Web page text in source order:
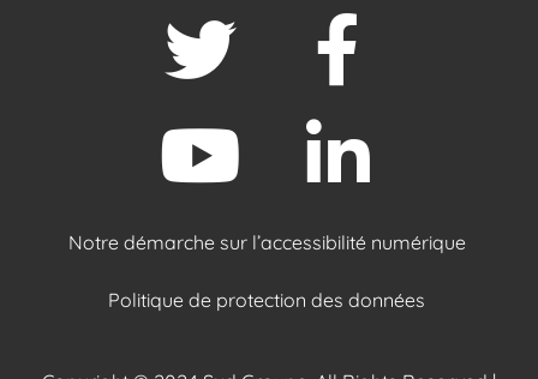
Notre démarche sur l’accessibilité numérique
Politique de protection des données